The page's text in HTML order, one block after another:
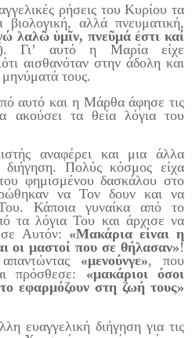
ρήσεις του Κυρίου τα
αλλά πνευματική,
λαλῶ ὑμῖν, πνεῦμά ἐστι καί
Γι’ αυτό η Μαρία είχε
αισθανόταν στην άδολη και
τους.
αυτό και η Μάρθα άφησε τις
ακούσει τα θεία λόγια του
αναφέρει και μια άλλα
Πολύς κόσμος είχα
φημισμένου δασκάλου στο
να Τον δουν και να
Κάποια γυναίκα από το
τα λόγια Του και άρχισε να
Αυτόν: «Μακάρια είναι η
οι μαστοί που σε θήλασαν»!
«μενούνγε», που
πρόσθεσε: «μακάριοι όσοι
εφαρμόζουν στη ζωή τους»
διήγηση για τις